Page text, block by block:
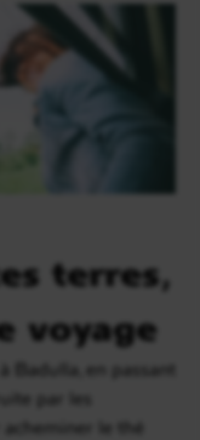
terres,
voyage
Badulla, en passant
par les
le thé